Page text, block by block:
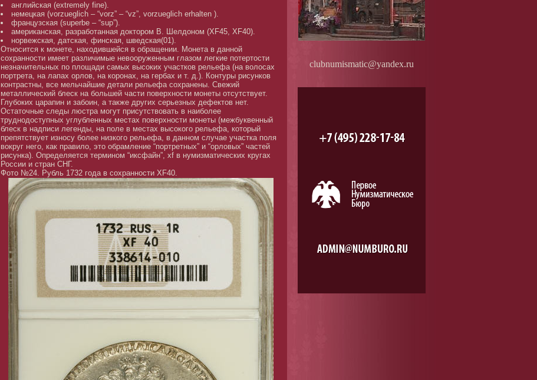
английская (extremely fine).
немецкая (vorzueglich – “vorz” – “vz”, vorzueglich erhalten ).
французская (superbe – “sup”).
американская, разработанная доктором В. Шелдоном (XF45, XF40).
норвежская, датская, финская, шведская(01).
Относится к монете, находившейся в обращении. Монета в данной
сохранности имеет различимые невооруженным глазом легкие потертости
незначительных по площади самых высоких участков рельефа (на волосах
портрета, на лапах орлов, на коронах, на гербах и т. д.). Контуры рисунков
контрастны, все мельчайшие детали рельефа сохранены. Свежий
металлический блеск на большей части поверхности монеты отсутствует.
Глубоких царапин и забоин, а также других серьезных дефектов нет.
Остаточные следы люстра могут присутствовать в наиболее
труднодоступных углубленных местах поверхности монеты (межбуквенный
блеск в надписи легенды, на поле в местах высокого рельефа, который
препятствует износу более низкого рельефа, в данном случае участка поля
вокруг него, как правило, это обрамление “портретных” и “орловых” частей
рисунка). Определяется термином “иксфайн”, xf в нумизматических кругах
России и стран СНГ.
Фото №24. Рубль 1732 года в сохранности XF40.
clubnumismatic@yandex.ru